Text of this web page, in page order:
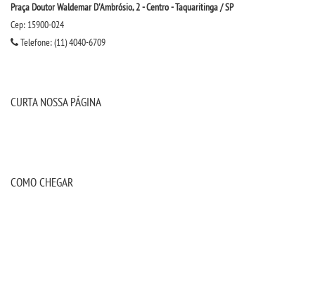
Praça Doutor Waldemar D'Ambrósio, 2 - Centro - Taquaritinga / SP
Cep: 15900-024
Telefone: (11) 4040-6709
CURTA NOSSA PÁGINA
COMO CHEGAR